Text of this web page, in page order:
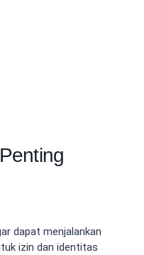
dapat menjalankan
izin dan identitas